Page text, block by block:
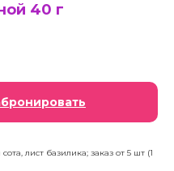
40 г
лист базилика; заказ от 5 шт (1